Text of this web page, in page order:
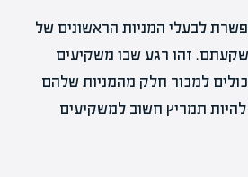
לבעלי המניות הראשונים של
זהו רגע שבו משקיעים
למכור חלק מהמניות שלהם
להיות תמריץ חשוב למשקיעים